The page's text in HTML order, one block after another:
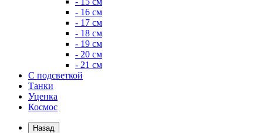
- 16 см
- 17 см
- 18 см
- 19 см
- 20 см
- 21 см
С подсветкой
Танки
Уценка
Космос
Назад